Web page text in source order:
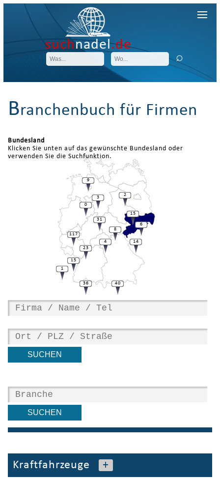
suchnadel.de
Branchenbuch für Firmen
Bundesland
Klicken Sie unten auf das gewünschte Bundesland oder
verwenden Sie die Suchfunktion.
14
6
117
15
8
2
3
9
0
31
1
23
15
36
4
40
Kraftfahrzeuge +